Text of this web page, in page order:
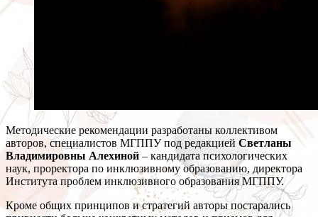
Методические рекомендации разработаны коллективом
авторов, специалистов МГППУ под редакцией Светланы
Владимировны Алехиной – кандидата психологических
наук, проректора по инклюзивному образованию, директора
Института проблем инклюзивного образования МГППУ.
Кроме общих принципов и стратегий авторы постарались